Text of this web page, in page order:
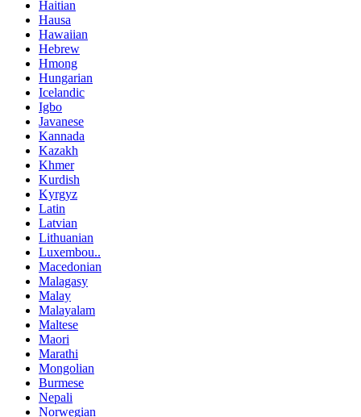
Haitian
Hausa
Hawaiian
Hebrew
Hmong
Hungarian
Icelandic
Igbo
Javanese
Kannada
Kazakh
Khmer
Kurdish
Kyrgyz
Latin
Latvian
Lithuanian
Luxembou..
Macedonian
Malagasy
Malay
Malayalam
Maltese
Maori
Marathi
Mongolian
Burmese
Nepali
Norwegian